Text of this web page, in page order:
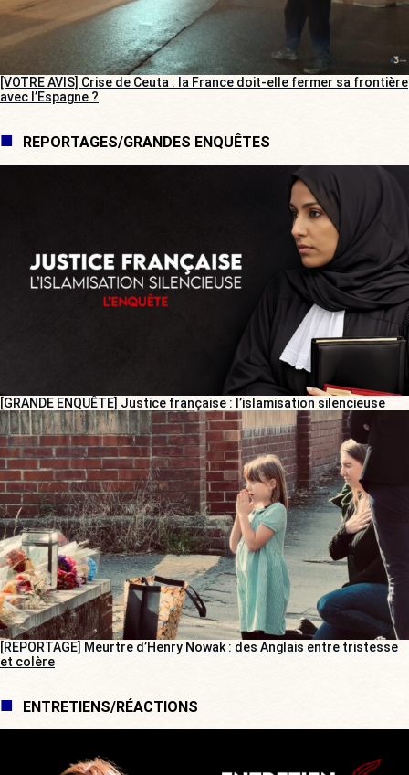
[VOTRE AVIS] Crise de Ceuta : la France doit-elle fermer sa frontière
avec l’Espagne ?
REPORTAGES/GRANDES ENQUÊTES
[GRANDE ENQUÊTE] Justice française : l’islamisation silencieuse
[REPORTAGE] Meurtre d’Henry Nowak : des Anglais entre tristesse
et colère
ENTRETIENS/RÉACTIONS